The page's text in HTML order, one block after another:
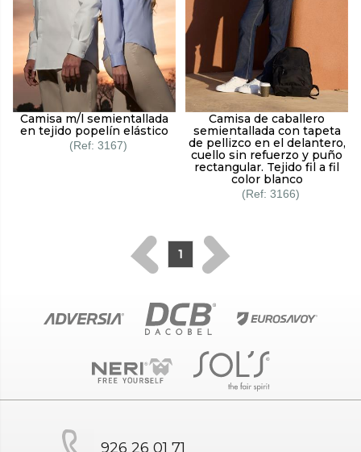
Camisa m/l semientallada
en tejido popelín elástico
3167
Camisa de caballero
semientallada con tapeta
de pellizco en el delantero,
cuello sin refuerzo y puño
rectangular. Tejido fil a fil
color blanco
3166
1
926 26 01 71